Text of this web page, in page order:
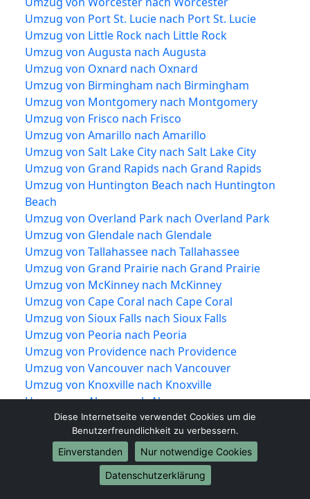
Umzug von Port St. Lucie nach Port St. Lucie
Umzug von Little Rock nach Little Rock
Umzug von Augusta nach Augusta
Umzug von Oxnard nach Oxnard
Umzug von Birmingham nach Birmingham
Umzug von Montgomery nach Montgomery
Umzug von Frisco nach Frisco
Umzug von Amarillo nach Amarillo
Umzug von Salt Lake City nach Salt Lake City
Umzug von Grand Rapids nach Grand Rapids
Umzug von Huntington Beach nach Huntington
Beach
Umzug von Overland Park nach Overland Park
Umzug von Glendale nach Glendale
Umzug von Tallahassee nach Tallahassee
Umzug von Grand Prairie nach Grand Prairie
Umzug von McKinney nach McKinney
Umzug von Cape Coral nach Cape Coral
Umzug von Sioux Falls nach Sioux Falls
Umzug von Peoria nach Peoria
Umzug von Providence nach Providence
Umzug von Vancouver nach Vancouver
Umzug von Knoxville nach Knoxville
Umzug von Akron nach Akron
Umzug von Shreveport nach Shreveport
Umzug von Mobile nach Mobile
Umzug von Brownsville nach Brownsville
Umzug von Newport News nach Newport
Diese Internetseite verwendet Cookies um die
Benutzerfreundlichkeit zu verbessern.
Einverstanden
Nur notwendige Cookies
Datenschutzerklärung